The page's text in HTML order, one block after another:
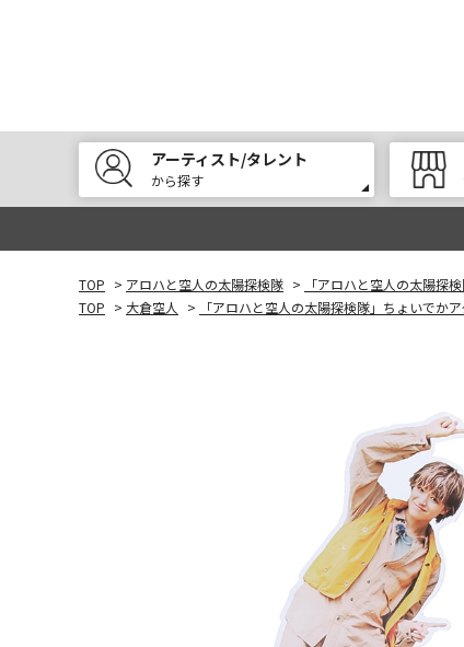
アーティスト/タレント
から探す
TOP > アロハと空人の太陽探検隊 >
「アロハと空人の太陽探
TOP > 大倉空人 > 「アロハと空人の太陽探検隊」ちょいでか